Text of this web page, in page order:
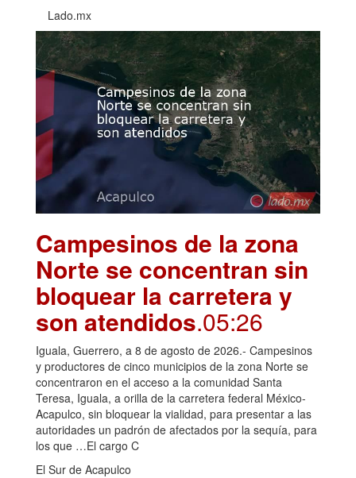
Lado.mx
Campesinos de la zona
Norte se concentran sin
bloquear la carretera y
son atendidos.05:26
Iguala, Guerrero, a 8 de agosto de 2026.- Campesinos
y productores de cinco municipios de la zona Norte se
concentraron en el acceso a la comunidad Santa
Teresa, Iguala, a orilla de la carretera federal México-
Acapulco, sin bloquear la vialidad, para presentar a las
autoridades un padrón de afectados por la sequía, para
los que …El cargo C
El Sur de Acapulco